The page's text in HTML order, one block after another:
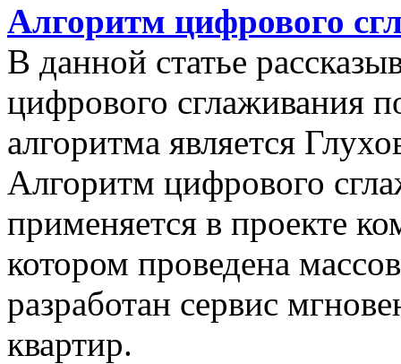
Алгоритм цифрового
В данной статье
цифрового сглаживания
алгоритма является
Алгоритм цифрового
применяется в проекте
котором проведена
разработан сервис
квартир.